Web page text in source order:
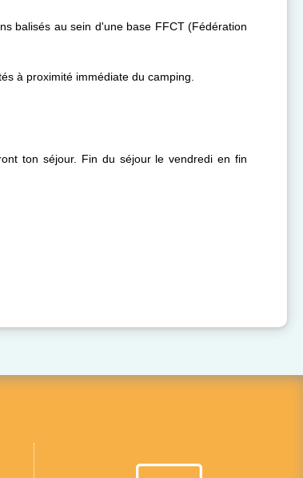
balisés au sein d'une base FFCT (Fédération
à proximité immédiate du camping.
ton séjour. Fin du séjour le vendredi en fin